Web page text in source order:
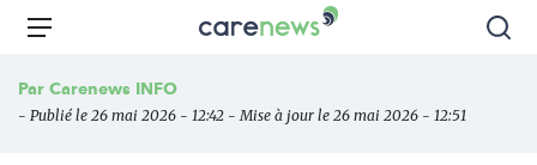
Aller
principal
Carenews,
des
Menu
Par Carenews INFO
- Publié le 26 mai 2026 - 12:42 - Mise à jour le 26 mai 2026 - 12:51